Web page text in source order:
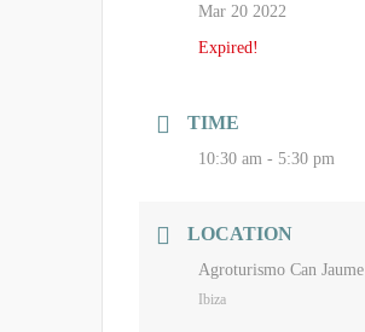
Mar 20 2022
Expired!
TIME
10:30 am - 5:30 pm
LOCATION
Agroturismo Can Jaume
Ibiza